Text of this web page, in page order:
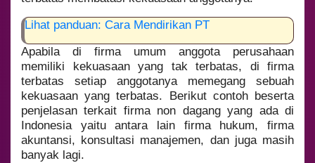
Lihat panduan: Cara Mendirikan PT
Apabila di firma umum anggota perusahaan
memiliki kekuasaan yang tak terbatas, di firma
terbatas setiap anggotanya memegang sebuah
kekuasaan yang terbatas. Berikut contoh beserta
penjelasan terkait firma non dagang yang ada di
Indonesia yaitu antara lain firma hukum, firma
akuntansi, konsultasi manajemen, dan juga masih
banyak lagi.